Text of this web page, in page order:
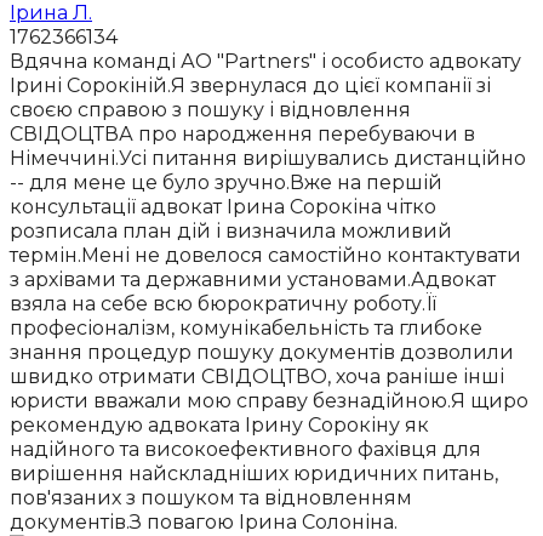
Ірина Л.
1762366134
Вдячна команді АО "Partners" і особисто адвокату
Ірині Сорокіній.Я звернулася до цієї компанії зі
своєю справою з пошуку і відновлення
СВІДОЦТВА про народження перебуваючи в
Німеччині.Усі питання вирішувались дистанційно
-- для мене це було зручно.Вже на першій
консультації адвокат Ірина Сорокіна чітко
розписала план дій і визначила можливий
термін.Мені не довелося самостійно контактувати
з архівами та державними установами.Адвокат
взяла на себе всю бюрократичну роботу.Її
професіоналізм, комунікабельність та глибоке
знання процедур пошуку документів дозволили
швидко отримати СВІДОЦТВО, хоча раніше інші
юристи вважали мою справу безнадійною.Я щиро
рекомендую адвоката Ірину Сорокіну як
надійного та високоефективного фахівця для
вирішення найскладніших юридичних питань,
пов'язаних з пошуком та відновленням
документів.З повагою Ірина Солоніна.